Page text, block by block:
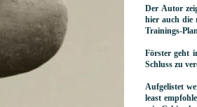
Der Autor
hier auch die
Trainings-
Förster geht
Schluss zu
Aufgelistet
least